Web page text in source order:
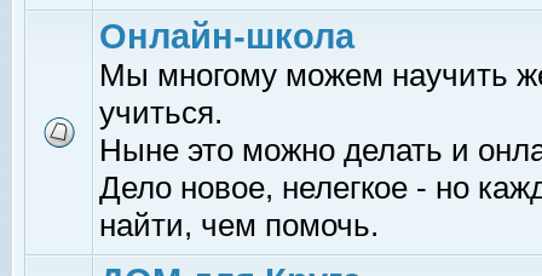
Онлайн-школа
Мы многому можем научить
учиться.
Ныне это можно делать и
Дело новое, нелегкое - но
найти, чем помочь.